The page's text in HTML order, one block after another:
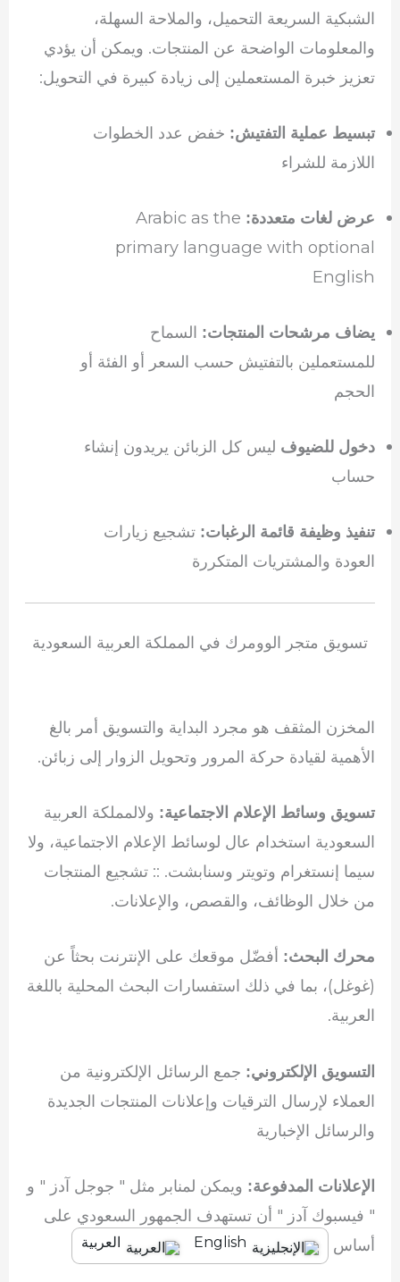
الشبكية السريعة التحميل، والملاحة السهلة،
والمعلومات الواضحة عن المنتجات. ويمكن أن يؤدي
تعزيز خبرة المستعملين إلى زيادة كبيرة في التحويل:
تبسيط عملية التفتيش: خفض عدد الخطوات
اللازمة للشراء
عرض لغات متعددة: Arabic as the
primary language with optional
English
يضاف مرشحات المنتجات: السماح
للمستعملين بالتفتيش حسب السعر أو الفئة أو
الحجم
دخول للضيوف ليس كل الزبائن يريدون إنشاء
حساب
تنفيذ وظيفة قائمة الرغبات: تشجيع زيارات
العودة والمشتريات المتكررة
تسويق متجر الوومرك في المملكة العربية السعودية
المخزن المثقف هو مجرد البداية والتسويق أمر بالغ
الأهمية لقيادة حركة المرور وتحويل الزوار إلى زبائن.
تسويق وسائط الإعلام الاجتماعية: ولالمملكة العربية
السعودية استخدام عال لوسائط الإعلام الاجتماعية، ولا
سيما إنستغرام وتويتر وسنابشت. :: تشجيع المنتجات
من خلال الوظائف، والقصص، والإعلانات.
محرك البحث: أفضّل موقعك على الإنترنت بحثاً عن
(غوغل)، بما في ذلك استفسارات البحث المحلية باللغة
العربية.
التسويق الإلكتروني: جمع الرسائل الإلكترونية من
العملاء لإرسال الترقيات وإعلانات المنتجات الجديدة
والرسائل الإخبارية
الإعلانات المدفوعة: ويمكن لمنابر مثل " جوجل آدز " و
" فيسبوك آدز " أن تستهدف الجمهور السعودي على
أساس الديموغرافية والمصالح تحديدا.
English العربية